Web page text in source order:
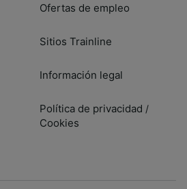
Ofertas de empleo
Sitios Trainline
Información legal
Política de privacidad /
Cookies